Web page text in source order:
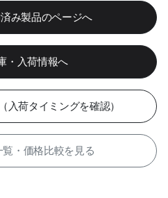
み製品のページへ
・入荷情報へ
入荷タイミングを確認）
・価格比較を見る